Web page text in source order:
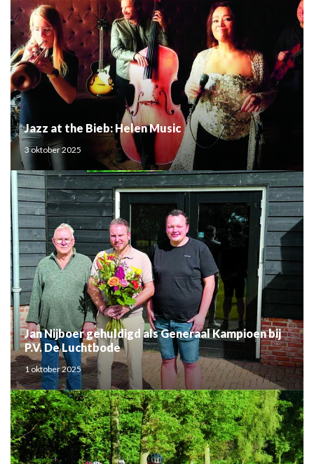
Jazz at the Bieb: Helen Music
3 oktober 2025
Jan Nijboer gehuldigd als Generaal Kampioen bij
P.V. De Luchtbode
1 oktober 2025